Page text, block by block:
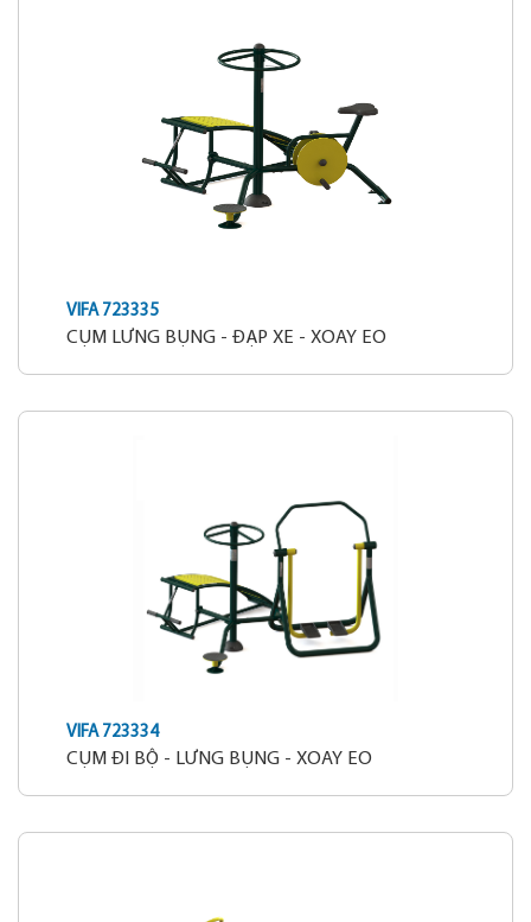
VIFA 723335
CỤM LƯNG BỤNG - ĐẠP XE - XOAY EO
VIFA 723334
CỤM ĐI BỘ - LƯNG BỤNG - XOAY EO